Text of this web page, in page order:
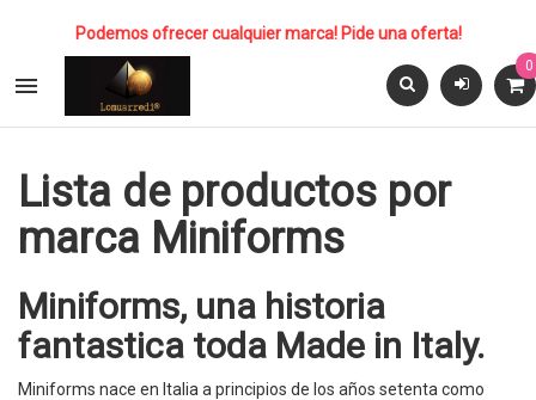
Podemos ofrecer cualquier marca! Pide una oferta!

0
Lista de productos por
marca Miniforms
Miniforms, una historia
fantastica toda Made in Italy.
Miniforms nace en Italia a principios de los años setenta como